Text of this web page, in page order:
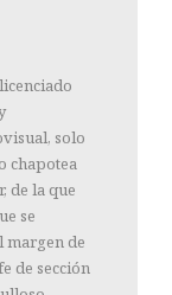
solo
chapotea
de la que
se
margen de
de sección